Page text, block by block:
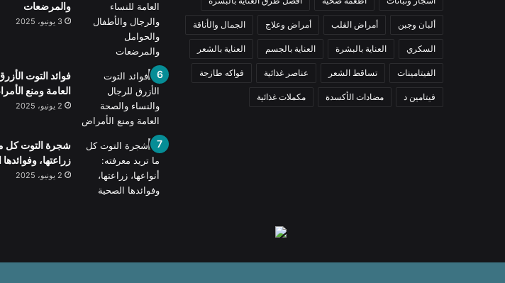
ألبان وجبن أمراض القلب أمراض وعلاج الجمال والأناقة
السكري العناية بالبشرة العناية بالجسم العناية بالشعر
الفيتامينات تساقط الشعر عناصر غذائية فواكه طازجة
فيتامين د مضادات الأكسدة مكملات غذائية
والمرضعات
3 يونيو، 2025
فوائد التوت
العامة ومنع
2 يونيو، 2025
شجرة التوت كل ما
زراعتها،
2 يونيو، 2025